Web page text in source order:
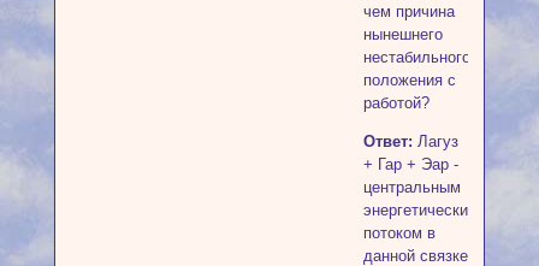
чем причина
нынешнего
нестабильного
положения с
работой?
Ответ: Лагуз
+ Гар + Эар -
центральным
энергетическим
потоком в
данной связке